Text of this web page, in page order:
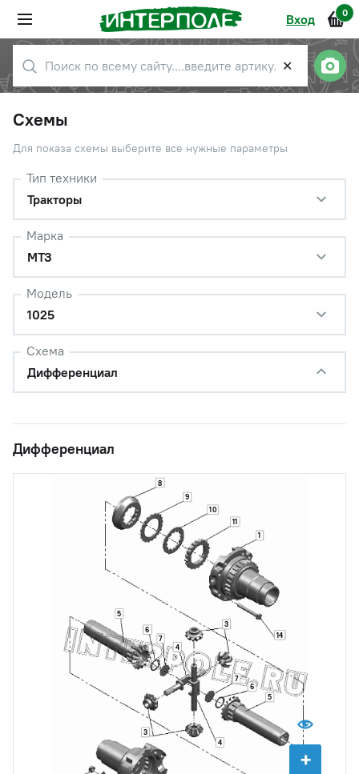
Вход 0
✕
Схемы
Для показа схемы выберите все нужные параметры
Тип техники
Тракторы
Марка
МТЗ
Модель
1025
Схема
Дифференциал
Дифференциал
+
1
3
3
4
4
5
5
6
6
7
7
8
9
10
11
14